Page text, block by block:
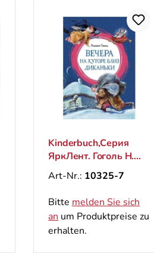
Kinderbuch,Серия
ЯркЛент. Гоголь Н.
"Вечера на хуторе
близ Диканьки"
Art-Nr.: 10325-7
Bitte melden Sie sich
an um Produktpreise zu
erhalten.